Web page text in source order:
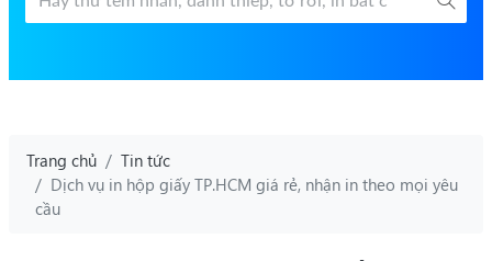
Trang chủ
Tin tức
Dịch vụ in hộp giấy TP.HCM giá rẻ, nhận in theo mọi yêu
cầu